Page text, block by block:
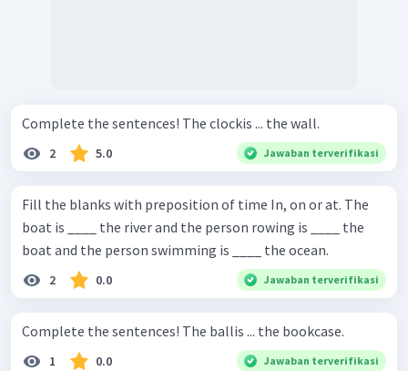
Complete the sentences! The clockis ... the wall.
2 5.0 Jawaban terverifikasi
Fill the blanks with preposition of time In, on or at. The
boat is ____ the river and the person rowing is ____ the
boat and the person swimming is ____ the ocean.
2 0.0 Jawaban terverifikasi
Complete the sentences! The ballis ... the bookcase.
1 0.0 Jawaban terverifikasi